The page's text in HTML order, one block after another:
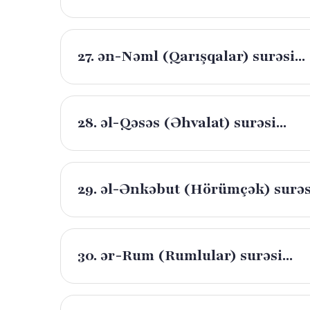
27. ən-Nəml (Qarışqalar) surəsi...
28. əl-Qəsəs (Əhvalat) surəsi...
29. əl-Ənkəbut (Hörümçək)
30. ər-Rum (Rumlular) surəsi...